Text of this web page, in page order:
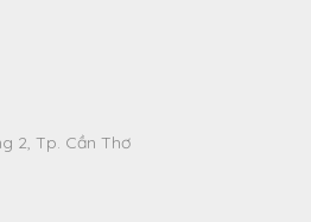
2, Tp. Cần Thơ